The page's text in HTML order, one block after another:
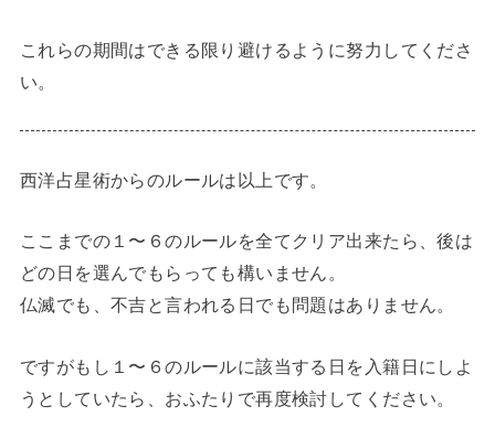
これらの期間はできる限り避けるように努力してくださ
い。
西洋占星術からのルールは以上です。
ここまでの１〜６のルールを全てクリア出来たら、後は
どの日を選んでもらっても構いません。
仏滅でも、不吉と言われる日でも問題はありません。
ですがもし１〜６のルールに該当する日を入籍日にしよ
うとしていたら、おふたりで再度検討してください。